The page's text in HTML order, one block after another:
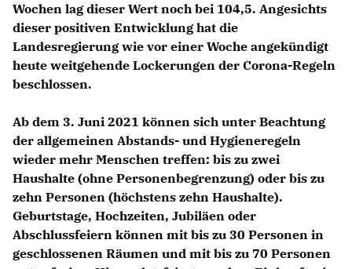
Wochen lag dieser Wert noch bei 104,5. Angesichts
dieser positiven Entwicklung hat die
Landesregierung wie vor einer Woche angekündigt
heute weitgehende Lockerungen der Corona-Regeln
beschlossen.
Ab dem 3. Juni 2021 können sich unter Beachtung
der allgemeinen Abstands- und Hygieneregeln
wieder mehr Menschen treffen: bis zu zwei
Haushalte (ohne Personenbegrenzung) oder bis zu
zehn Personen (höchstens zehn Haushalte).
Geburtstage, Hochzeiten, Jubiläen oder
Abschlussfeiern können mit bis zu 30 Personen in
geschlossenen Räumen und mit bis zu 70 Personen